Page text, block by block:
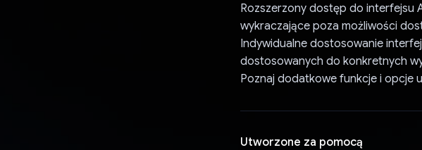
Rozszerzony dostęp do interfejsu
wykraczające poza możliwości
Indywidualne dostosowanie
dostosowanych do konkretnych
Poznaj dodatkowe funkcje i opcje
Utworzone za pomocą